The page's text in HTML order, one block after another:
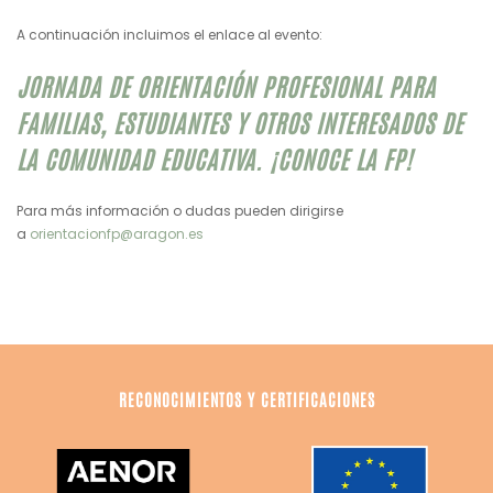
A continuación incluimos el enlace al evento:
JORNADA DE ORIENTACIÓN PROFESIONAL PARA
FAMILIAS, ESTUDIANTES Y OTROS INTERESADOS DE
LA COMUNIDAD EDUCATIVA. ¡CONOCE LA FP!
Para más información o dudas pueden dirigirse
a orientacionfp@aragon.es
RECONOCIMIENTOS Y CERTIFICACIONES